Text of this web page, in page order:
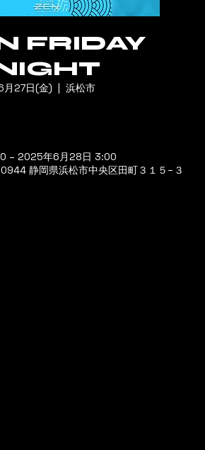
FRIDAY
月27日(金)
  |
浜松市
– 2025年6月28日 3:00
静岡県浜松市中央区田町３１５−３